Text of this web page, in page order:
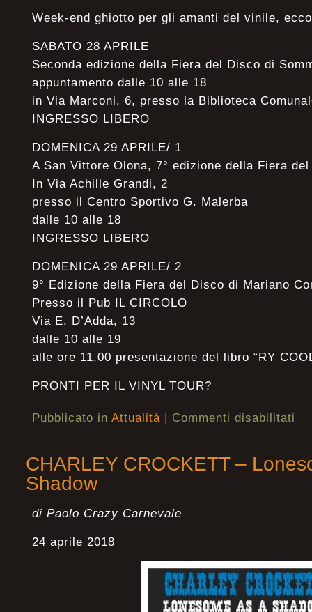
Week-end ghiotto per gli amanti del vinile,
SABATO 28 APRILE
Seconda edizione della Fiera del Disco di
appuntamento dalle 10 alle 18
in Via Marconi, 6, presso la Biblioteca
INGRESSO LIBERO
DOMENICA 29 APRILE/ 1
A San Vittore Olona, 7° edizione della Fiera
In Via Achille Grandi, 2
presso il Centro Sportivo G. Malerba
dalle 10 alle 18
INGRESSO LIBERO
DOMENICA 29 APRILE/ 2
9° Edizione della Fiera del Disco di Mariano
Presso il Pub IL CIRCOLO
Via E. D’Adda, 13
dalle 10 alle 19
alle ore 11.00 presentazione del libro “RY
PRONTI PER IL VINYL TOUR?
Pubblicato in Attualità | Commenti disabilitati
CHARLEY CROCKETT –
Shadow
di Paolo Crazy Carnevale
24 aprile 2018